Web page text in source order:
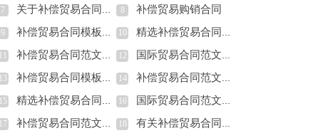
7 关于补偿贸易合同合集六篇 8 补偿贸易购销合同
9 补偿贸易合同模板汇总9篇 10 精选补偿贸易合同范文五篇
补偿贸易合同范文十篇 12 国际贸易合同范文汇总8篇
13 补偿贸易合同模板汇编九篇 14 补偿贸易合同范文锦集八篇
15 精选补偿贸易合同范文集锦九篇 16 国际贸易合同范文合集六篇
17 补偿贸易合同范文六篇 18 有关补偿贸易合同汇编9篇